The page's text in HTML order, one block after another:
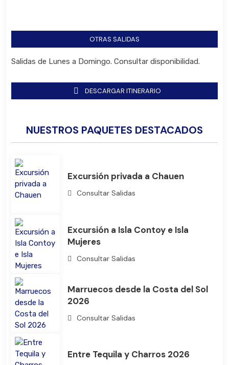
OTRAS SALIDAS
Salidas de Lunes a Domingo. Consultar disponibilidad.
DESCARGAR ITINERARIO
NUESTROS PAQUETES DESTACADOS
Excursión privada a Chauen
Consultar Salidas
Excursión a Isla Contoy e Isla
Mujeres
Consultar Salidas
Marruecos desde la Costa del Sol
2026
Consultar Salidas
Entre Tequila y Charros 2026